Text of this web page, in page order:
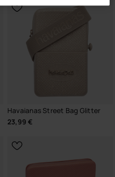
Havaianas Street Bag Glitter
23,99 €